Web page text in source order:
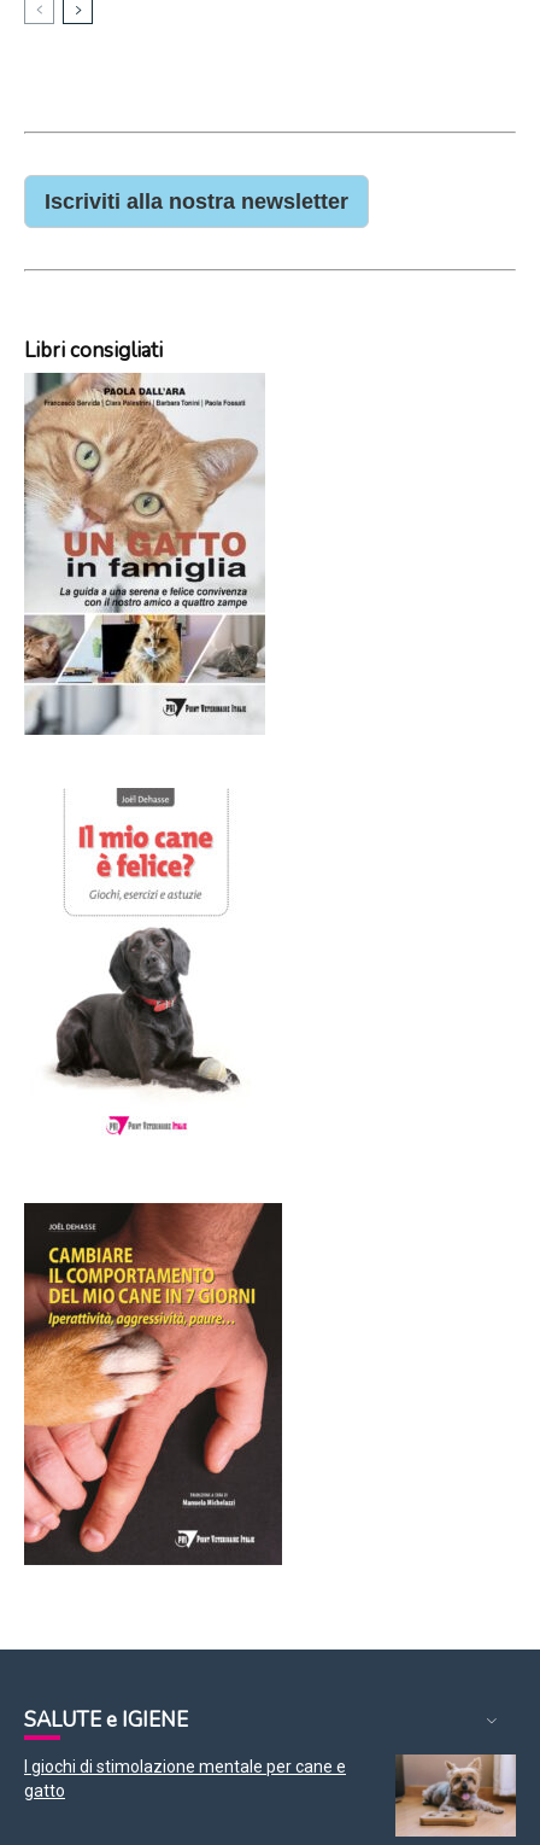
Iscriviti alla nostra newsletter
Libri consigliati
SALUTE e IGIENE
I giochi di stimolazione mentale per cane e
gatto